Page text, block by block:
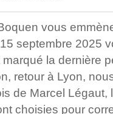
vous
septembre 2025
la dernière
retour à Lyon,
de Marcel
choisies pour